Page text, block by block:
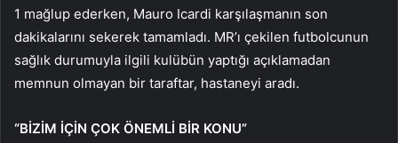
1 mağlup ederken, Mauro Icardi karşılaşmanın son
dakikalarını sekerek tamamladı. MR’ı çekilen futbolcunun
sağlık durumuyla ilgili kulübün yaptığı açıklamadan
memnun olmayan bir taraftar, hastaneyi aradı.
“BİZİM İÇİN ÇOK ÖNEMLİ BİR KONU”